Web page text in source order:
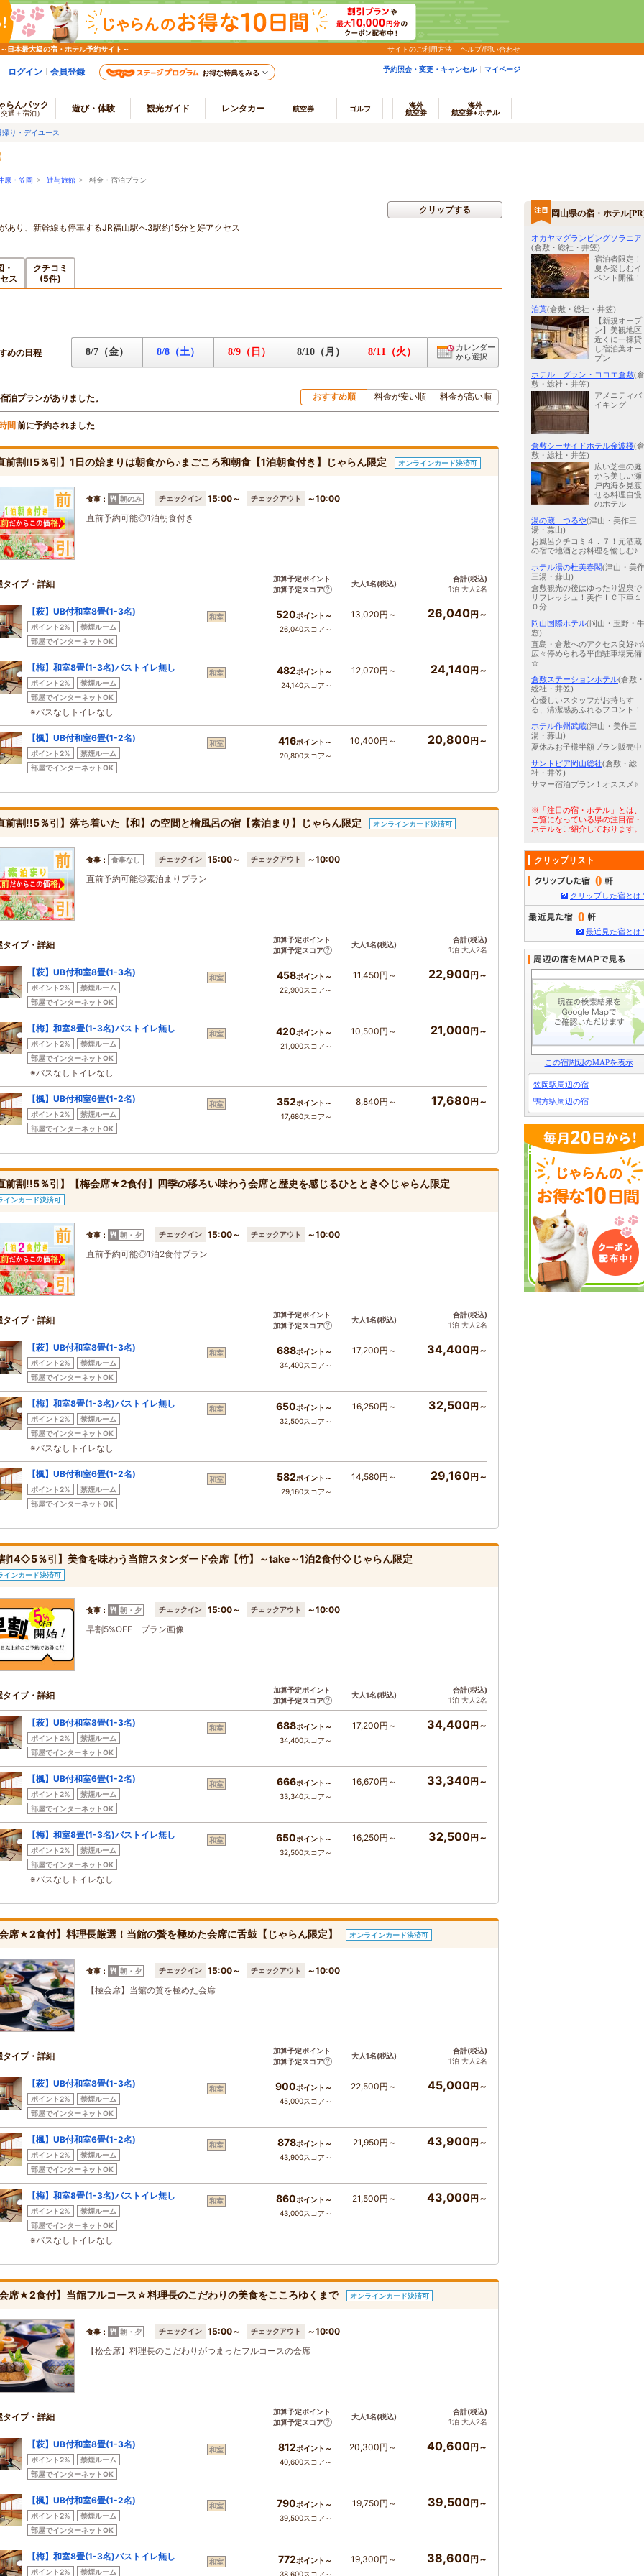
日本最大級の宿・ホテル予約サイト～ サイトのご利用方法 ヘルプ/問い合わせ
ログイン 会員登録 お得な特典をみる 予約照会・変更・キャンセル マイページ
らんパック
通＋宿泊） 遊び・体験 観光ガイド レンタカー 航空券 ゴルフ
海外
航空券
海外
航空券+ホテル
帰り・デイユース
原・笠岡 > 辻与旅館 > 料金・宿泊プラン
あり、新幹線も停車するJR福山駅へ3駅約15分と好アクセス
クリップする
・
ス
クチコミ
(5件)
めの日程 8/7（金） 8/8（土） 8/9（日） 8/10（月） 8/11（火）
カレンダー
から選択
泊プランがありました。 おすすめ順 料金が安い順 料金が高い順
間 前に予約されました
前割!!5％引】1日の始まりは朝食から♪まごころ和朝食【1泊朝食付き】じゃらん限定 オンラインカード決済可
食事： 朝のみ チェックイン 15:00～ チェックアウト
～10:00
直前予約可能◎1泊朝食付き
タイプ・詳細
加算予定ポイント
加算予定スコア
大人1名(税込)
合計(税込)
1泊 大人2名
【萩】UB付和室8畳(1-3名)
ポイント2%
禁煙ルーム
部屋でインターネットOK
和室 520ポイント～
26,040スコア～
13,020円～ 26,040円～
【梅】和室8畳(1-3名)バストイレ無し
ポイント2%
禁煙ルーム
部屋でインターネットOK
※バスなしトイレなし
和室 482ポイント～
24,140スコア～
12,070円～ 24,140円～
【楓】UB付和室6畳(1-2名)
ポイント2%
禁煙ルーム
部屋でインターネットOK
和室 416ポイント～
20,800スコア～
10,400円～ 20,800円～
前割!!5％引】落ち着いた【和】の空間と檜風呂の宿【素泊まり】じゃらん限定 オンラインカード決済可
食事： 食事なし チェックイン 15:00～ チェックアウト
～10:00
直前予約可能◎素泊まりプラン
タイプ・詳細
加算予定ポイント
加算予定スコア
大人1名(税込)
合計(税込)
1泊 大人2名
【萩】UB付和室8畳(1-3名)
ポイント2%
禁煙ルーム
部屋でインターネットOK
和室 458ポイント～
22,900スコア～
11,450円～ 22,900円～
【梅】和室8畳(1-3名)バストイレ無し
ポイント2%
禁煙ルーム
部屋でインターネットOK
※バスなしトイレなし
和室 420ポイント～
21,000スコア～
10,500円～ 21,000円～
【楓】UB付和室6畳(1-2名)
ポイント2%
禁煙ルーム
部屋でインターネットOK
和室 352ポイント～
17,680スコア～
8,840円～ 17,680円～
前割!!5％引】【梅会席★2食付】四季の移ろい味わう会席と歴史を感じるひととき◇じゃらん限定
インカード決済可
食事： 朝・夕 チェックイン 15:00～ チェックアウト
～10:00
直前予約可能◎1泊2食付プラン
タイプ・詳細
加算予定ポイント
加算予定スコア
大人1名(税込)
合計(税込)
1泊 大人2名
【萩】UB付和室8畳(1-3名)
ポイント2%
禁煙ルーム
部屋でインターネットOK
和室 688ポイント～
34,400スコア～
17,200円～ 34,400円～
【梅】和室8畳(1-3名)バストイレ無し
ポイント2%
禁煙ルーム
部屋でインターネットOK
※バスなしトイレなし
和室 650ポイント～
32,500スコア～
16,250円～ 32,500円～
【楓】UB付和室6畳(1-2名)
ポイント2%
禁煙ルーム
部屋でインターネットOK
和室 582ポイント～
29,160スコア～
14,580円～ 29,160円～
14◇5％引】美食を味わう当館スタンダード会席【竹】～take～1泊2食付◇じゃらん限定
インカード決済可
食事： 朝・夕 チェックイン 15:00～ チェックアウト
～10:00
早割5%OFF プラン画像
タイプ・詳細
加算予定ポイント
加算予定スコア
大人1名(税込)
合計(税込)
1泊 大人2名
【萩】UB付和室8畳(1-3名)
ポイント2%
禁煙ルーム
部屋でインターネットOK
和室 688ポイント～
34,400スコア～
17,200円～ 34,400円～
【楓】UB付和室6畳(1-2名)
ポイント2%
禁煙ルーム
部屋でインターネットOK
和室 666ポイント～
33,340スコア～
16,670円～ 33,340円～
【梅】和室8畳(1-3名)バストイレ無し
ポイント2%
禁煙ルーム
部屋でインターネットOK
※バスなしトイレなし
和室 650ポイント～
32,500スコア～
16,250円～ 32,500円～
席★2食付】料理長厳選！当館の贅を極めた会席に舌鼓【じゃらん限定】 オンラインカード決済可
食事： 朝・夕 チェックイン 15:00～ チェックアウト
～10:00
【極会席】当館の贅を極めた会席
タイプ・詳細
加算予定ポイント
加算予定スコア
大人1名(税込)
合計(税込)
1泊 大人2名
【萩】UB付和室8畳(1-3名)
ポイント2%
禁煙ルーム
部屋でインターネットOK
和室 900ポイント～
45,000スコア～
22,500円～ 45,000円～
【楓】UB付和室6畳(1-2名)
ポイント2%
禁煙ルーム
部屋でインターネットOK
和室 878ポイント～
43,900スコア～
21,950円～ 43,900円～
【梅】和室8畳(1-3名)バストイレ無し
ポイント2%
禁煙ルーム
部屋でインターネットOK
※バスなしトイレなし
和室 860ポイント～
43,000スコア～
21,500円～ 43,000円～
席★2食付】当館フルコース☆料理長のこだわりの美食をこころゆくまで オンラインカード決済可
食事： 朝・夕 チェックイン 15:00～ チェックアウト
～10:00
【松会席】料理長のこだわりがつまったフルコースの会席
タイプ・詳細
加算予定ポイント
加算予定スコア
大人1名(税込)
合計(税込)
1泊 大人2名
【萩】UB付和室8畳(1-3名)
ポイント2%
禁煙ルーム
部屋でインターネットOK
和室 812ポイント～
40,600スコア～
20,300円～ 40,600円～
【楓】UB付和室6畳(1-2名)
ポイント2%
禁煙ルーム
部屋でインターネットOK
和室 790ポイント～
39,500スコア～
19,750円～ 39,500円～
【梅】和室8畳(1-3名)バストイレ無し
ポイント2% 禁煙ルーム
和室 772ポイント～
38,600スコア～
19,300円～ 38,600円～
岡山県の宿・ホテル
オカヤマグランピングソラニア
(倉敷・総社・井笠)
宿泊者限定！
夏を楽しむイ
ベント開催！
泊葉(倉敷・総社・井笠)
【新規オープ
ン】美観地区
近くに一棟貸
し宿泊葉オー
プン
ホテル グラン・ココエ倉敷(倉
敷・総社・井笠)
アメニティバ
イキング
倉敷シーサイドホテル金波楼(倉
敷・総社・井笠)
広い芝生の庭
から美しい瀬
戸内海を見渡
せる料理自慢
のホテル
湯の蔵 つるや(津山・美作三
湯・蒜山)
お風呂クチコミ４．７！元酒蔵
の宿で地酒とお料理を愉しむ♪
ホテル湯の杜美春閣(津山・美作
三湯・蒜山)
倉敷観光の後はゆったり温泉で
リフレッシュ！美作ＩＣ下車１
０分
岡山国際ホテル(岡山・玉野・牛
窓)
直島・倉敷へのアクセス良好
広々停められる平面駐車場完備
☆
倉敷ステーションホテル(倉敷・
総社・井笠)
心優しいスタッフがお持ちす
る、清潔感あふれるフロント！
ホテル作州武蔵(津山・美作三
湯・蒜山)
夏休みお子様半額プラン販売中
サントピア岡山総社(倉敷・総
社・井笠)
サマー宿泊プラン！オススメ♪
※「注目の宿・ホテル」とは、
ご覧になっている県の注目宿・
ホテルをご紹介しております。
クリップリスト
0
クリップした宿とは
0
最近見た宿とは
この宿周辺のMAPを表示
笠岡駅周辺の宿
鴨方駅周辺の宿